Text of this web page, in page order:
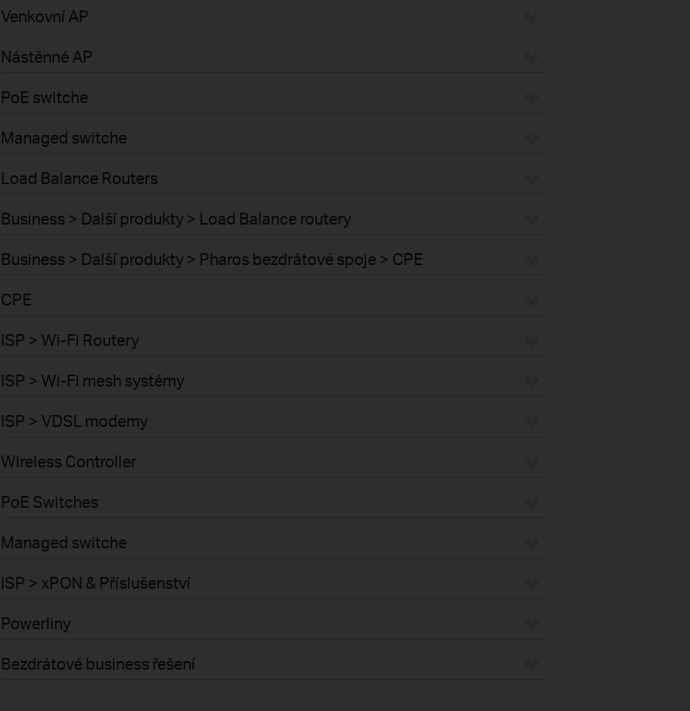
Venkovní AP
Nástěnné AP
PoE switche
Managed switche
Load Balance Routers
Business > Další produkty > Load Balance routery
Business > Další produkty > Pharos bezdrátové spoje > CPE
CPE
ISP > Wi-Fi Routery
ISP > Wi-Fi mesh systémy
ISP > VDSL modemy
Wireless Controller
PoE Switches
Managed switche
ISP > xPON & Příslušenství
Powerliny
Bezdrátové business řešení